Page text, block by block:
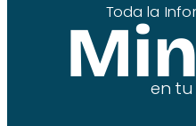
Toda la
en tu